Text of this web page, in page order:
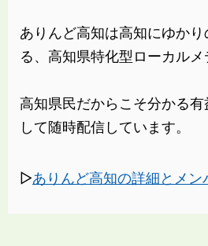
ありんど高知は高知にゆか
る、高知県特化型ローカルメ
高知県民だからこそ分かる
して随時配信しています。
▷ありんど高知の詳細とメ